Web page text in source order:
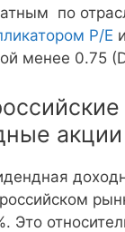
по
P/E
менее 0.75
Это